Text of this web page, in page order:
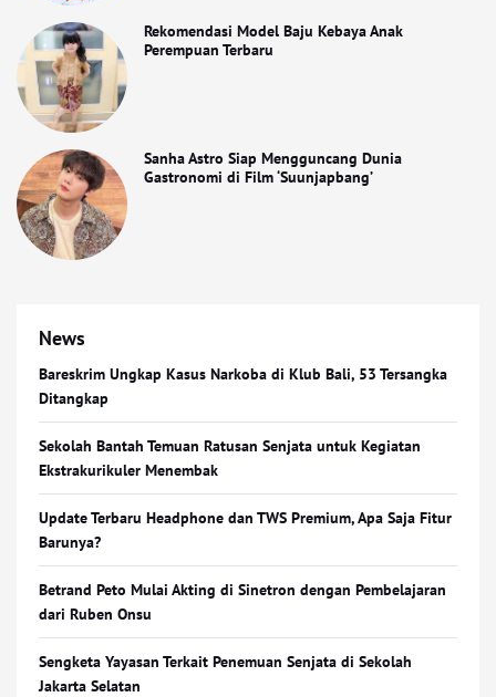
Rekomendasi Model Baju Kebaya Anak
Perempuan Terbaru
Sanha Astro Siap Mengguncang Dunia
Gastronomi di Film ‘Suunjapbang’
News
Bareskrim Ungkap Kasus Narkoba di Klub Bali, 53 Tersangka
Ditangkap
Sekolah Bantah Temuan Ratusan Senjata untuk Kegiatan
Ekstrakurikuler Menembak
Update Terbaru Headphone dan TWS Premium, Apa Saja Fitur
Barunya?
Betrand Peto Mulai Akting di Sinetron dengan Pembelajaran
dari Ruben Onsu
Sengketa Yayasan Terkait Penemuan Senjata di Sekolah
Jakarta Selatan